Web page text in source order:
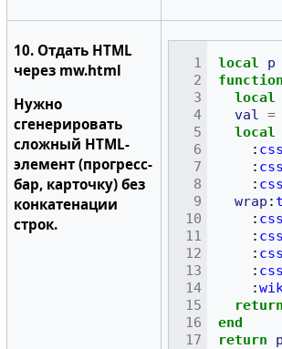
10. Отдать HTML
через mw.html
Нужно
сгенерировать
сложный HTML-
элемент (прогресс-
бар, карточку) без
конкатенации
строк.
local p
function
local
val =
local
: css
: css
: css
wrap :
: css
: css
: css
: css
:
return
end
return
p